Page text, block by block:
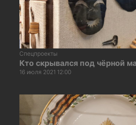
Спецпроекты
Кто скрывался под чёрной
16 июля 2021 12:00